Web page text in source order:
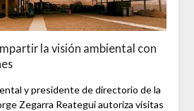
la visión ambiental con
y presidente de directorio de la
Zegarra Reategui autoriza visitas